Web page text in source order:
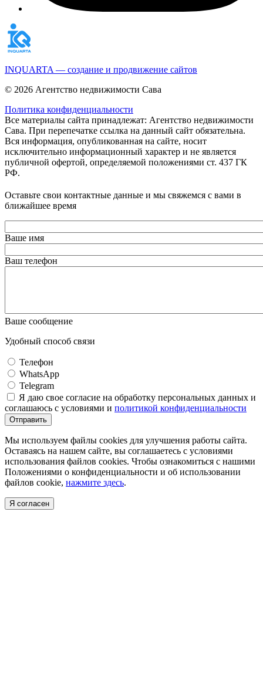
INQUARTA — создание и продвижение сайтов
© 2026 Агентство недвижимости Сава
Политика конфиденциальности
Все материалы сайта принадлежат: Агентство недвижимости
Сава. При перепечатке ссылка на данный сайт обязательна.
Вся информация, опубликованная на сайте, носит
исключительно информационный характер и не является
публичной офертой, определяемой положениями ст. 437 ГК
РФ.
Оставьте свои контактные данные и мы свяжемся с вами в
ближайшее время
Ваше имя
Ваш телефон
Ваше сообщение
Удобный способ связи
Телефон
WhatsApp
Telegram
Я даю свое согласие на обработку персональных данных и
соглашаюсь с условиями и политикой конфиденциальности
Отправить
Мы используем файлы cookies для улучшения работы сайта.
Оставаясь на нашем сайте, вы соглашаетесь с условиями
использования файлов cookies. Чтобы ознакомиться с нашими
Положениями о конфиденциальности и об использовании
файлов cookie, нажмите здесь.
Я согласен